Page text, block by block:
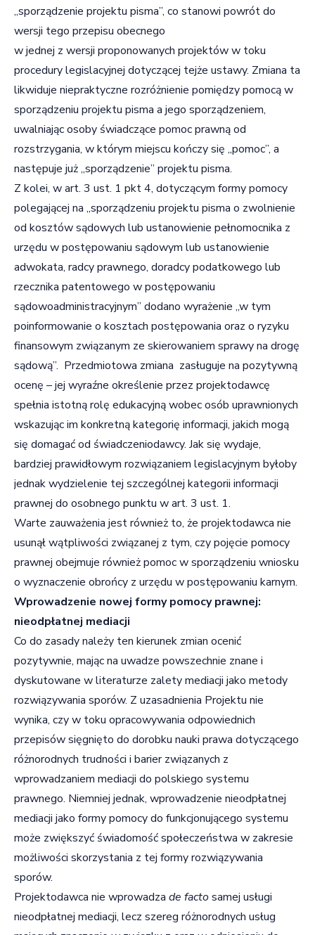
„sporządzenie projektu pisma”, co stanowi powrót do
wersji tego przepisu obecnego
w jednej z wersji proponowanych projektów w toku
procedury legislacyjnej dotyczącej tejże ustawy. Zmiana ta
likwiduje niepraktyczne rozróżnienie pomiędzy pomocą w
sporządzeniu projektu pisma a jego sporządzeniem,
uwalniając osoby świadczące pomoc prawną od
rozstrzygania, w którym miejscu kończy się „pomoc”, a
następuje już „sporządzenie” projektu pisma.
Z kolei, w art. 3 ust. 1 pkt 4, dotyczącym formy pomocy
polegającej na „sporządzeniu projektu pisma o zwolnienie
od kosztów sądowych lub ustanowienie pełnomocnika z
urzędu w postępowaniu sądowym lub ustanowienie
adwokata, radcy prawnego, doradcy podatkowego lub
rzecznika patentowego w postępowaniu
sądowoadministracyjnym” dodano wyrażenie „w tym
poinformowanie o kosztach postępowania oraz o ryzyku
finansowym związanym ze skierowaniem sprawy na drogę
sądową”. Przedmiotowa zmiana zasługuje na pozytywną
ocenę – jej wyraźne określenie przez projektodawcę
spełnia istotną rolę edukacyjną wobec osób uprawnionych
wskazując im konkretną kategorię informacji, jakich mogą
się domagać od świadczeniodawcy. Jak się wydaje,
bardziej prawidłowym rozwiązaniem legislacyjnym byłoby
jednak wydzielenie tej szczególnej kategorii informacji
prawnej do osobnego punktu w art. 3 ust. 1.
Warte zauważenia jest również to, że projektodawca nie
usunął wątpliwości związanej z tym, czy pojęcie pomocy
prawnej obejmuje również pomoc w sporządzeniu wniosku
o wyznaczenie obrońcy z urzędu w postępowaniu karnym.
Wprowadzenie nowej formy pomocy prawnej:
nieodpłatnej mediacji
Co do zasady należy ten kierunek zmian ocenić
pozytywnie, mając na uwadze powszechnie znane i
dyskutowane w literaturze zalety mediacji jako metody
rozwiązywania sporów. Z uzasadnienia Projektu nie
wynika, czy w toku opracowywania odpowiednich
przepisów sięgnięto do dorobku nauki prawa dotyczącego
różnorodnych trudności i barier związanych z
wprowadzaniem mediacji do polskiego systemu
prawnego. Niemniej jednak, wprowadzenie nieodpłatnej
mediacji jako formy pomocy do funkcjonującego systemu
może zwiększyć świadomość społeczeństwa w zakresie
możliwości skorzystania z tej formy rozwiązywania
sporów.
Projektodawca nie wprowadza de factosamej usługi
nieodpłatnej mediacji, lecz szereg różnorodnych usług